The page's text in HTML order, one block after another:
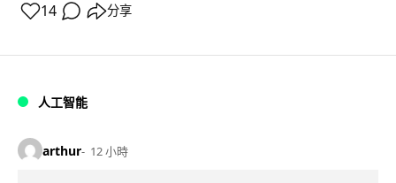
14 分享
人工智能
arthur 12 小時